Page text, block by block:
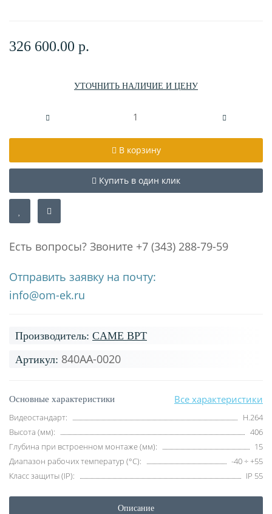
326 600.00 р.
УТОЧНИТЬ НАЛИЧИЕ И ЦЕНУ
В корзину
Купить в один клик
Есть вопросы? Звоните +7 (343) 288-79-59
Отправить заявку на почту:
info@om-ek.ru
Производитель: CAME BPT
Артикул: 840AA-0020
Основные характеристики Все характеристики
Видеостандарт:
H.264
Высота (мм):
406
Глубина при встроенном монтаже (мм):
15
Диапазон рабочих температур (°C):
-40 ÷ +55
Класс защиты (IP):
IP 55
Описание